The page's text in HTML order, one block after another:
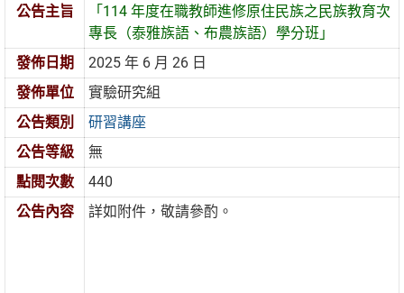
公告主旨
「114 年度在職教師進修原住民族之民族教育次
專長（泰雅族語、布農族語）學分班」
發佈日期
2025 年 6 月 26 日
發佈單位
實驗研究組
公告類別
研習講座
公告等級
無
點閱次數
440
公告內容
詳如附件，敬請參酌。